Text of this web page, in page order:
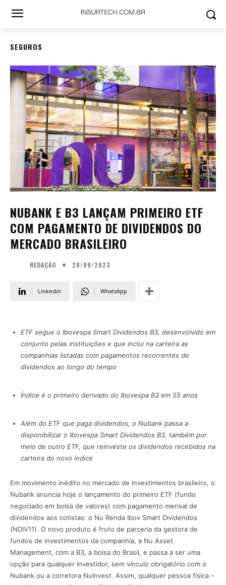
SEGUROS
NUBANK E B3 LANÇAM PRIMEIRO ETF
COM PAGAMENTO DE DIVIDENDOS DO
MERCADO BRASILEIRO
REDAÇÃO 28/09/2023
Linkedin WhatsApp
ETF segue o Ibovespa Smart Dividendos B3, desenvolvido em
conjunto pelas instituições e que inclui na carteira as
companhias listadas com pagamentos recorrentes de
dividendos ao longo do tempo
Índice é o primeiro derivado do Ibovespa B3 em 55 anos
Além do ETF que paga dividendos, o Nubank passa a
disponibilizar o Ibovespa Smart Dividendos B3, também por
meio de outro ETF, que reinveste os dividendos recebidos na
carteira do novo índice
Em movimento inédito no mercado de investimentos brasileiro, o
Nubank anuncia hoje o lançamento do primeiro ETF (fundo
negociado em bolsa de valores) com pagamento mensal de
dividendos aos cotistas: o Nu Renda Ibov Smart Dividendos
(NDIV11). O novo produto é fruto de parceria da gestora de
fundos de investimentos da companhia, a Nu Asset
Management, com a B3, a bolsa do Brasil, e passa a ser uma
opção para qualquer investidor, sem vínculo obrigatório com o
Nubank ou a corretora NuInvest. Assim, qualquer pessoa física –